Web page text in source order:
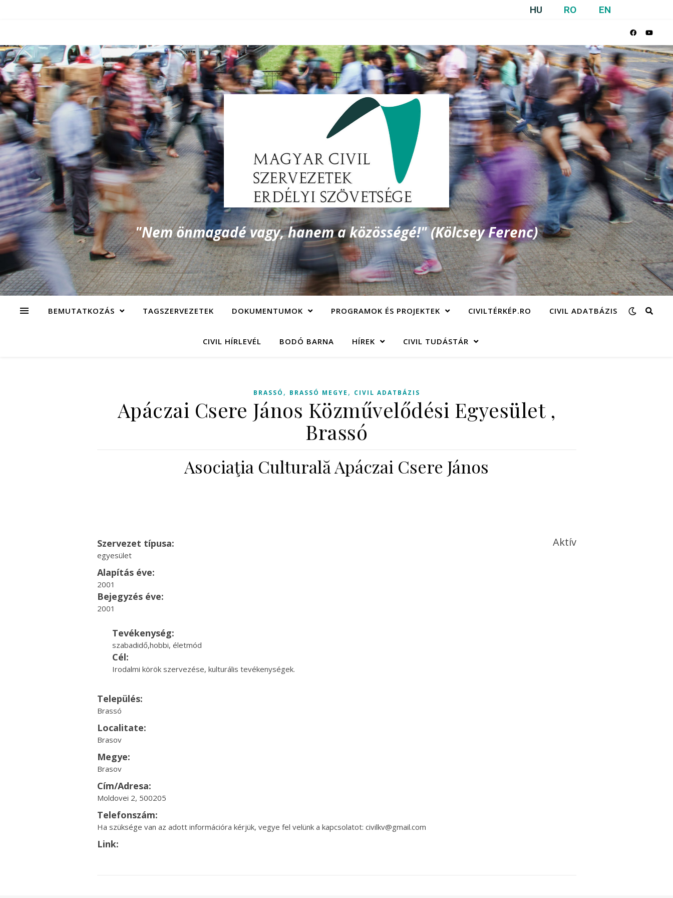
HU RO EN
"Nem önmagadé vagy, hanem a közösségé!" (Kölcsey Ferenc)
BEMUTATKOZÁS TAGSZERVEZETEK DOKUMENTUMOK PROGRAMOK ÉS PROJEKTEK CIVILTÉRKÉP.RO CIVIL ADATBÁZIS
CIVIL HÍRLEVÉL BODÓ BARNA HÍREK CIVIL TUDÁSTÁR
BRASSÓ , BRASSÓ MEGYE , CIVIL ADATBÁZIS
Apáczai Csere János Közművelődési Egyesület ,
Brassó
Asociaţia Culturală Apáczai Csere János
Szervezet típusa:
egyesület
Aktív
Alapítás éve:
2001
Bejegyzés éve:
2001
Tevékenység:
szabadidő,hobbi, életmód
Cél:
Irodalmi körök szervezése, kulturális tevékenységek.
Település:
Brassó
Localitate:
Brasov
Megye:
Brasov
Cím/Adresa:
Moldovei 2, 500205
Telefonszám:
Ha szüksége van az adott információra kérjük, vegye fel velünk a kapcsolatot: civilkv@gmail.com
Link: